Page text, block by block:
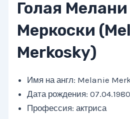
Голая Мелани
Меркоски
Merkosky)
Имя на англ: Melanie
Дата рождения: 07.04.1980
Профессия: актриса